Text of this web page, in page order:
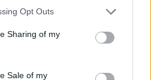
Opt Outs
Sharing of my
Sale of my